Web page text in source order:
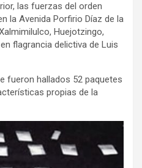
las fuerzas del orden
la Avenida Porfirio Díaz de la
Huejotzingo,
flagrancia delictiva de Luis
fueron hallados 52 paquetes
propias de la